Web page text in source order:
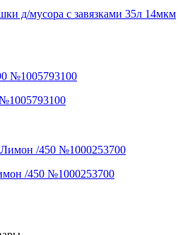
мусора с завязками 35л 14мкм
/450 №1000253700